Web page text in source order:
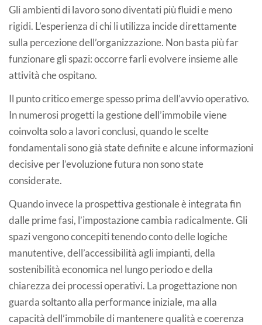
Gli ambienti di lavoro sono diventati più fluidi e meno
rigidi. L’esperienza di chi li utilizza incide direttamente
sulla percezione dell’organizzazione. Non basta più far
funzionare gli spazi: occorre farli evolvere insieme alle
attività che ospitano.
Il punto critico emerge spesso prima dell’avvio operativo.
In numerosi progetti la gestione dell’immobile viene
coinvolta solo a lavori conclusi, quando le scelte
fondamentali sono già state definite e alcune informazioni
decisive per l’evoluzione futura non sono state
considerate.
Quando invece la prospettiva gestionale è integrata fin
dalle prime fasi, l’impostazione cambia radicalmente. Gli
spazi vengono concepiti tenendo conto delle logiche
manutentive, dell’accessibilità agli impianti, della
sostenibilità economica nel lungo periodo e della
chiarezza dei processi operativi. La progettazione non
guarda soltanto alla performance iniziale, ma alla
capacità dell’immobile di mantenere qualità e coerenza